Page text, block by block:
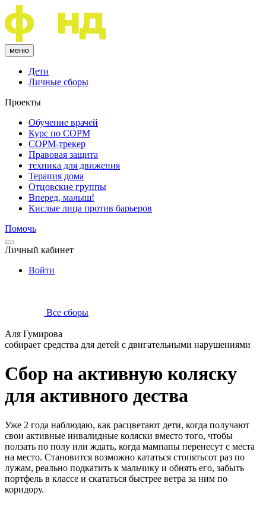
меню
Дети
Личные сборы
Проекты
Обучение врачей
Курс по COPM
COPM-трекер
Правовая защита
техника для движения
Терапия дома
Отцовские группы
Вперед, малыш!
Кислые лица против барьеров
Помочь
Личный кабинет
Войти
Все сборы
Аля Гумирова
собирает средства для детей с двигательными нарушениями
Сбор на активную коляску
для активного дества
Уже 2 года наблюдаю, как расцветают дети, когда получают
свои активные инвалидные коляски вместо того, чтобы
ползать по полу или ждать, когда мампапы перенесут с места
на место. Становится возможно кататься стопятьсот раз по
лужам, реально подкатить к мальчику и обнять его, забыть
портфель в классе и скататься быстрее ветра за ним по
коридору.